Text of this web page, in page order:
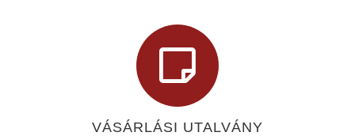
VÁSÁRLÁSI UTALVÁNY